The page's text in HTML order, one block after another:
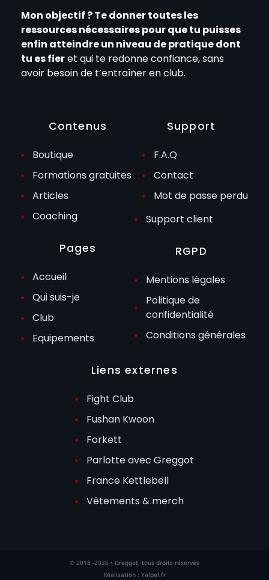
Mon objectif ? Te donner toutes les
ressources nécessaires pour que tu puisses
enfin atteindre un niveau de pratique dont
tu es fieret qui te redonne confiance, sans
avoir besoin de t’entraîner en club.
Contenus
Boutique
Formations gratuites
Articles
Coaching
Pages
Accueil
Qui suis-je
Club
Equipements
Support
F.A.Q
Contact
Mot de passe perdu
Support client
RGPD
Mentions légales
Politique de
confidentialité
Conditions générales
Liens externes
Fight Club
Fushan Kwoon
Forkett
Parlotte avec Greggot
France Kettlebell
Vêtements & merch
© 2018 -2026 • Greggot, tous droits réservés
Réalisation : Yalpel.fr